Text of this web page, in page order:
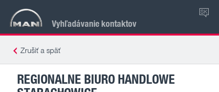
Vyhľadávanie kontaktov
SK
Zrušiť a späť
REGIONALNE BIURO HANDLOWE